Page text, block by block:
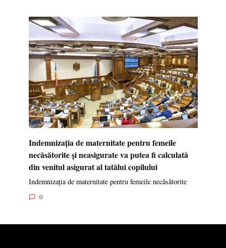
Indemnizația de maternitate pentru femeile
necăsătorite și neasigurate va putea fi calculată
din venitul asigurat al tatălui copilului
Indemnizația de maternitate pentru femeile necăsătorite
0